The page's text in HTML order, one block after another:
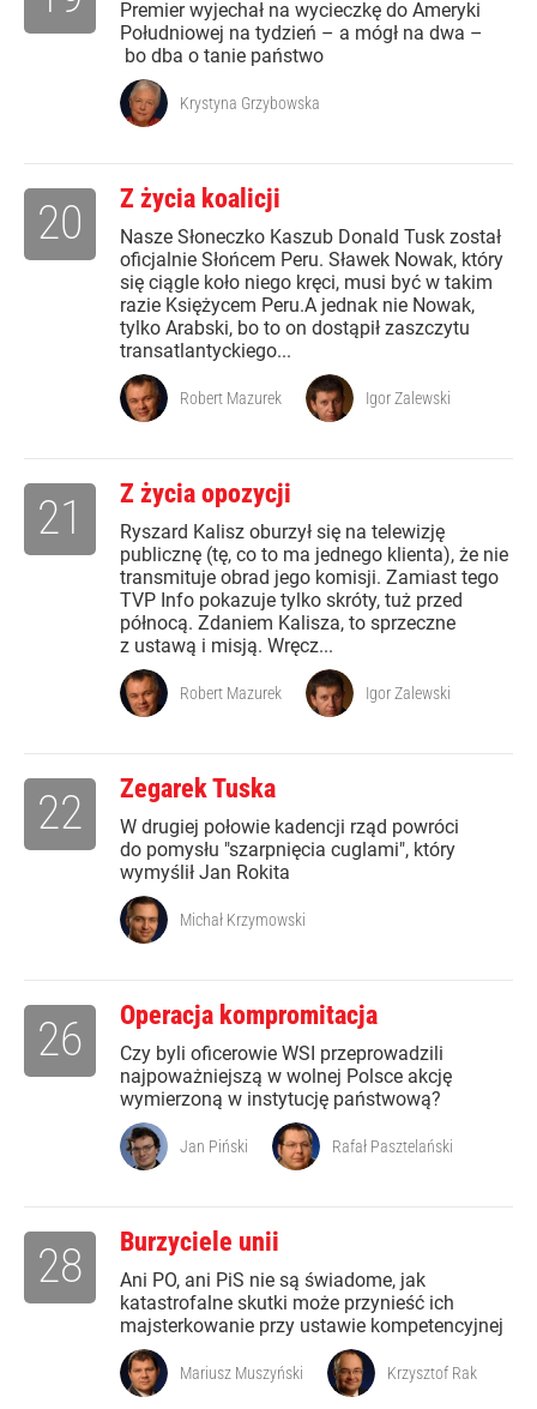
Premier wyjechał na wycieczkę do Ameryki
Południowej na tydzień – a mógł na dwa –
bo dba o tanie państwo
Krystyna Grzybowska
Z życia koalicji
Nasze Słoneczko Kaszub Donald Tusk został
oficjalnie Słońcem Peru. Sławek Nowak, który
się ciągle koło niego kręci, musi być w takim
razie Księżycem Peru.A jednak nie Nowak,
tylko Arabski, bo to on dostąpił zaszczytu
transatlantyckiego...
20
Robert Mazurek Igor Zalewski
Z życia opozycji
Ryszard Kalisz oburzył się na telewizję
publicznę (tę, co to ma jednego klienta), że nie
transmituje obrad jego komisji. Zamiast tego
TVP Info pokazuje tylko skróty, tuż przed
północą. Zdaniem Kalisza, to sprzeczne
z ustawą i misją. Wręcz...
21
Robert Mazurek Igor Zalewski
Zegarek Tuska
W drugiej połowie kadencji rząd powróci
do pomysłu "szarpnięcia cuglami", który
wymyślił Jan Rokita
22
Michał Krzymowski
Operacja kompromitacja
Czy byli oficerowie WSI przeprowadzili
najpoważniejszą w wolnej Polsce akcję
wymierzoną w instytucję państwową?
26
Jan Piński Rafał Pasztelański
Burzyciele unii
Ani PO, ani PiS nie są świadome, jak
katastrofalne skutki może przynieść ich
majsterkowanie przy ustawie kompetencyjnej
28
Mariusz Muszyński Krzysztof Rak